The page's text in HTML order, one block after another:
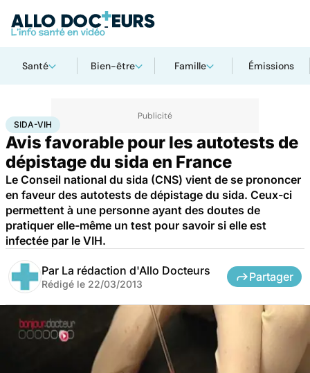
Santé Bien-être Famille Émissions
AccueilSanté
SIDA-VIH
Avis favorable pour les autotests de
dépistage du sida en France
Le Conseil national du sida (CNS) vient de se prononcer
en faveur des autotests de dépistage du sida. Ceux-ci
permettent à une personne ayant des doutes de
pratiquer elle-même un test pour savoir si elle est
infectée par le VIH.
Par La rédaction d'Allo Docteurs
Rédigé le 22/03/2013
Partager